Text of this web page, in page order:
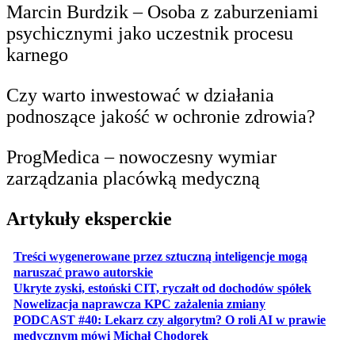
Marcin Burdzik – Osoba z zaburzeniami
psychicznymi jako uczestnik procesu
karnego
Czy warto inwestować w działania
podnoszące jakość w ochronie zdrowia?
ProgMedica – nowoczesny wymiar
zarządzania placówką medyczną
Artykuły eksperckie
Treści wygenerowane przez sztuczną inteligencje mogą
naruszać prawo autorskieotwiera się w nowej karcie
Ukryte zyski, estoński CIT, ryczałt od dochodów spółekotwiera
Nowelizacja naprawcza KPC zażalenia zmianyotwiera się w
PODCAST #40: Lekarz czy algorytm? O roli AI w prawie
medycznym mówi Michał Chodorekotwiera się w nowej karcie